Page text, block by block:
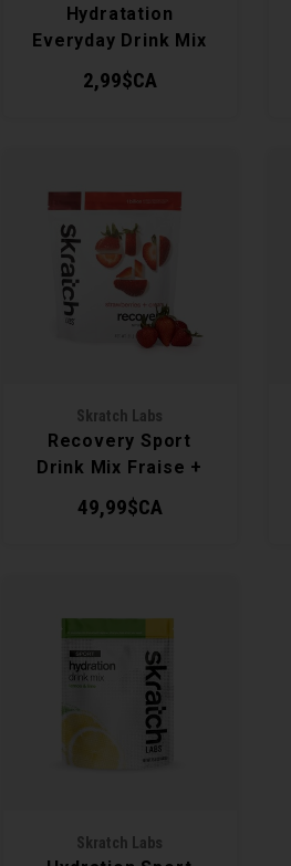
Hydratation
Everyday Drink Mix
2,99$CA
Skratch Labs
Recovery Sport
Drink Mix Fraise +
Crème
49,99$CA
Skratch Labs